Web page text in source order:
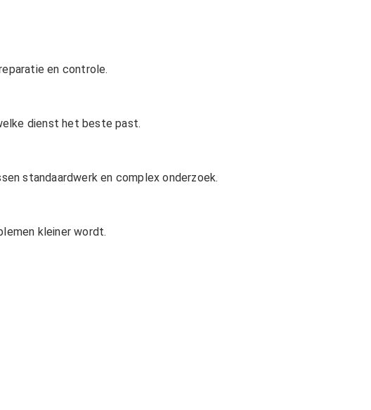
en controle.
dienst het beste past.
standaardwerk en complex onderzoek.
kleiner wordt.